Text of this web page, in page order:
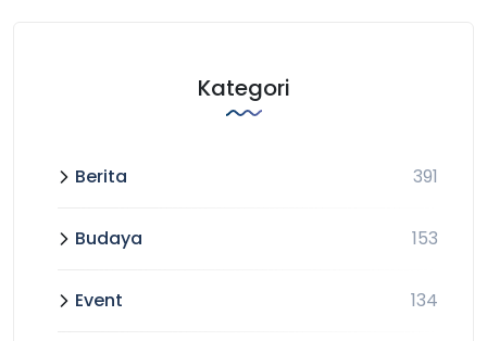
Kategori
Berita 391
Budaya 153
Event 134